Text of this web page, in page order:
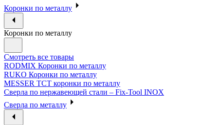
Коронки по металлу
Коронки по металлу
Смотреть все товары
RODMIX Коронки по металлу
RUKO Коронки по металлу
MESSER ТСТ коронки по металлу
Сверла по нержавеющей стали – Fix-Tool INOX
Сверла по металлу